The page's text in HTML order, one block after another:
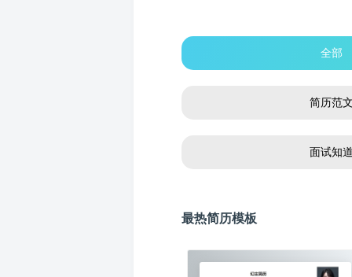
全部
简历范
面试知
最热简历模板